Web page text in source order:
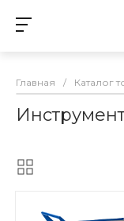
Главная / Каталог